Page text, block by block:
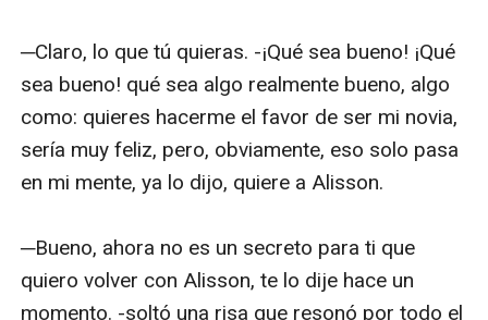
─Claro, lo que tú quieras. -¡Qué sea bueno! ¡Qué
sea bueno! qué sea algo realmente bueno, algo
como: quieres hacerme el favor de ser mi novia,
sería muy feliz, pero, obviamente, eso solo pasa
en mi mente, ya lo dijo, quiere a Alisson.
─Bueno, ahora no es un secreto para ti que
quiero volver con Alisson, te lo dije hace un
momento. -soltó una risa que resonó por todo el